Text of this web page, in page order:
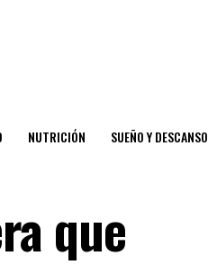
NUTRICIÓN SUEÑO Y DESCANSO
que